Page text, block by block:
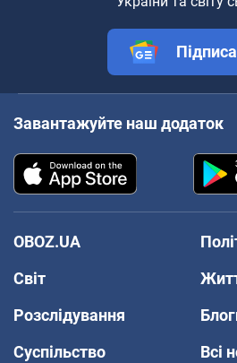
Завантажуйте наш додаток
OBOZ.UA
Світ
Розслідування
Суспільство
Всі